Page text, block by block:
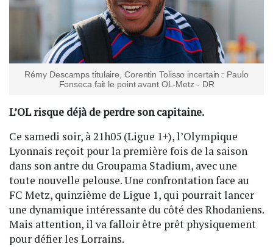
Rémy Descamps titulaire, Corentin Tolisso incertain : Paulo
Fonseca fait le point avant OL-Metz - DR
L’OL risque déjà de perdre son capitaine.
Ce samedi soir, à 21h05 (Ligue 1+), l’Olympique
Lyonnais reçoit pour la première fois de la saison
dans son antre du Groupama Stadium, avec une
toute nouvelle pelouse. Une confrontation face au
FC Metz, quinzième de Ligue 1, qui pourrait lancer
une dynamique intéressante du côté des Rhodaniens.
Mais attention, il va falloir être prêt physiquement
pour défier les Lorrains.